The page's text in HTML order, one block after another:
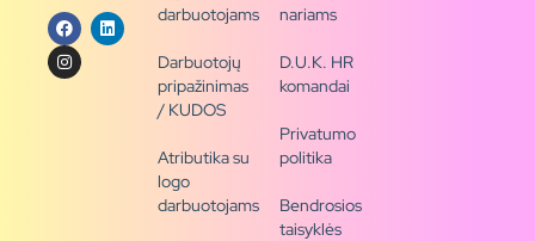
darbuotojams
Darbuotojų
pripažinimas
/ KUDOS
Atributika su
logo
darbuotojams
nariams
D.U.K. HR
komandai
Privatumo
politika
Bendrosios
taisyklės